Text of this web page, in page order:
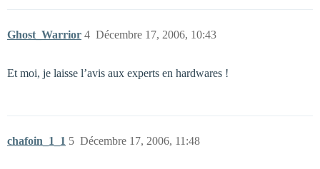
Ghost_Warrior Décembre 17, 2006, 10:43
4
Et moi, je laisse l’avis aux experts en hardwares !
chafoin_1_1 Décembre 17, 2006, 11:48
5